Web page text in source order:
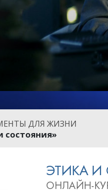
ДЛЯ ЖИЗНИ
состояния»
ЭТИКА
ОНЛАЙН-